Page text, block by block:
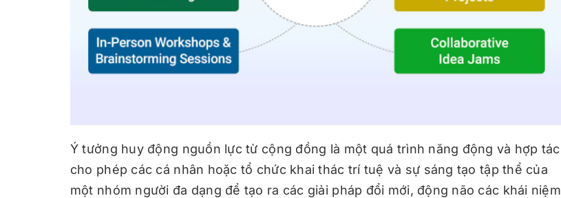
Ý tưởng huy động nguồn lực từ cộng đồng là một quá trình năng động và hợp tác
cho phép các cá nhân hoặc tổ chức khai thác trí tuệ và sự sáng tạo tập thể của
một nhóm người đa dạng để tạo ra các giải pháp đổi mới, động não các khái niệm